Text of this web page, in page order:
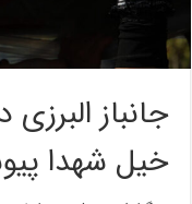
جانباز
خیل شهدا